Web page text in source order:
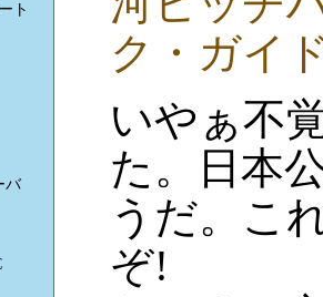
いやぁ不
た。日本
うだ。こ
ぞ!
ト
バ